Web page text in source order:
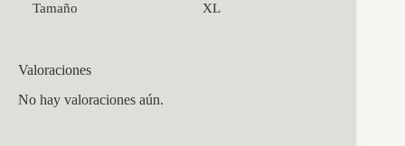
Tamaño XL
Valoraciones
No hay valoraciones aún.